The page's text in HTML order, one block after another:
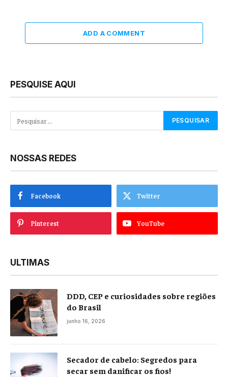
ADD A COMMENT
PESQUISE AQUI
NOSSAS REDES
Facebook Twitter
Pinterest YouTube
ULTIMAS
DDD, CEP e curiosidades sobre regiões
do Brasil
junho 16, 2026
Secador de cabelo: Segredos para
secar sem danificar os fios!